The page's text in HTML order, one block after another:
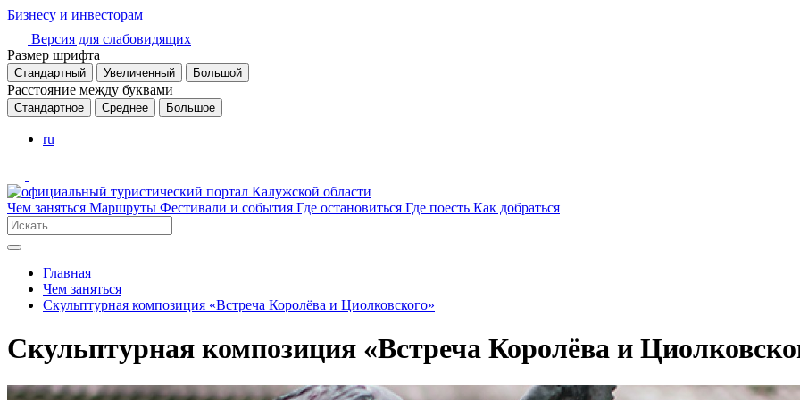
Бизнесу и инвесторам
Версия для слабовидящих
Размер шрифта
Стандартный Увеличенный Большой
Расстояние между буквами
Стандартное Среднее Большое
ru
Чем заняться Маршруты Фестивали и события Где остановиться Где поесть Как добраться
Главная
Чем заняться
Скульптурная композиция «Встреча Королёва и Циолковского»
Скульптурная композиция «Встреча Королёва и